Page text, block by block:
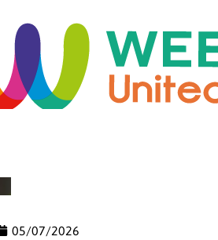
05/07/2026